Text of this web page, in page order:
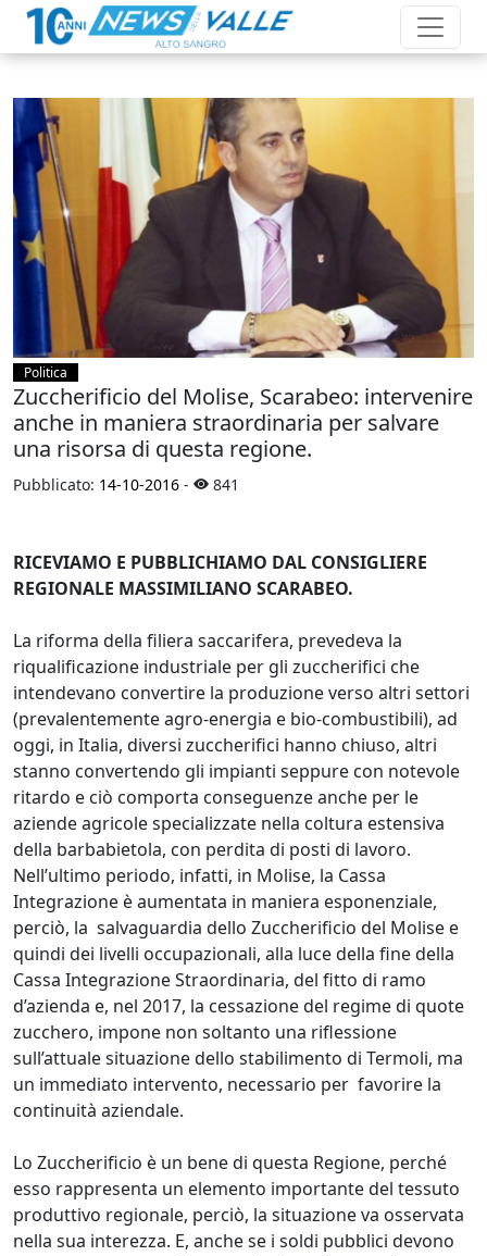
Politica
Zuccherificio del Molise, Scarabeo: intervenire
anche in maniera straordinaria per salvare
una risorsa di questa regione.
Pubblicato: 14-10-2016 - 841
RICEVIAMO E PUBBLICHIAMO DAL CONSIGLIERE
REGIONALE MASSIMILIANO SCARABEO.
La riforma della filiera saccarifera, prevedeva la
riqualificazione industriale per gli zuccherifici che
intendevano convertire la produzione verso altri settori
(prevalentemente agro-energia e bio-combustibili), ad
oggi, in Italia, diversi zuccherifici hanno chiuso, altri
stanno convertendo gli impianti seppure con notevole
ritardo e ciò comporta conseguenze anche per le
aziende agricole specializzate nella coltura estensiva
della barbabietola, con perdita di posti di lavoro.
Nell’ultimo periodo, infatti, in Molise, la Cassa
Integrazione è aumentata in maniera esponenziale,
perciò, la salvaguardia dello Zuccherificio del Molise e
quindi dei livelli occupazionali, alla luce della fine della
Cassa Integrazione Straordinaria, del fitto di ramo
d’azienda e, nel 2017, la cessazione del regime di quote
zucchero, impone non soltanto una riflessione
sull’attuale situazione dello stabilimento di Termoli, ma
un immediato intervento, necessario per favorire la
continuità aziendale.
Lo Zuccherificio è un bene di questa Regione, perché
esso rappresenta un elemento importante del tessuto
produttivo regionale, perciò, la situazione va osservata
nella sua interezza. E, anche se i soldi pubblici devono